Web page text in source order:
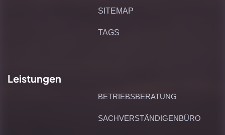
SITEMAP
TAGS
Leistungen
BETRIEBSBERATUNG
SACHVERSTÄNDIGENBÜRO